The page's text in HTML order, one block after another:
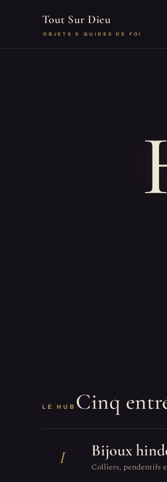
Tout Sur Dieu
OBJETS & GUIDES DE FOI
LE HUB Cinq
I Bijoux
Colliers, pendentifs